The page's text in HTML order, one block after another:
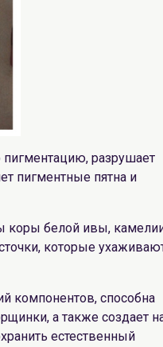
разрушает
пигментные пятна и
коры белой ивы,
которые
компонентов, способна
а также создает
естественный